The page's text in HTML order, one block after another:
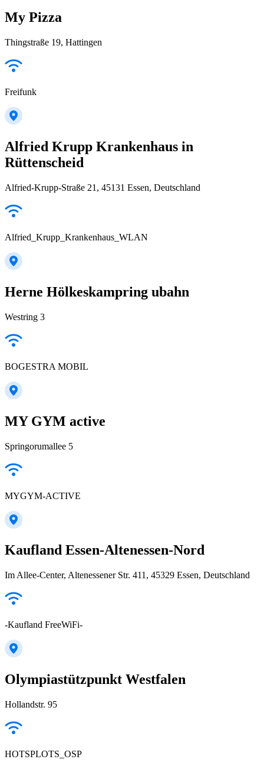
My Pizza
Thingstraße 19, Hattingen
Freifunk
Alfried Krupp Krankenhaus in
Rüttenscheid
Alfried-Krupp-Straße 21, 45131 Essen, Deutschland
Alfried_Krupp_Krankenhaus_WLAN
Herne Hölkeskampring ubahn
Westring 3
BOGESTRA MOBIL
MY GYM active
Springorumallee 5
MYGYM-ACTIVE
Kaufland Essen-Altenessen-Nord
Im Allee-Center, Altenessener Str. 411, 45329 Essen, Deutschland
-Kaufland FreeWiFi-
Olympiastützpunkt Westfalen
Hollandstr. 95
HOTSPLOTS_OSP